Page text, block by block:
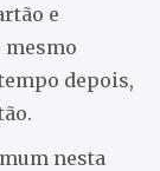
e
mesmo
depois,
nesta